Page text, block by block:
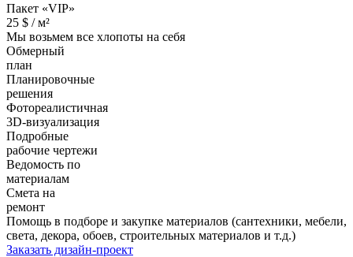
Пакет «VIP»
25 $ /м²
Мы возьмем все хлопоты на себя
Обмерный
план
Планировочные
решения
Фотореалистичная
3D-визуализация
Подробные
рабочие чертежи
Ведомость по
материалам
Смета на
ремонт
Помощь в подборе и закупке материалов (сантехники, мебели,
света, декора, обоев, строительных материалов и т.д.)
Заказать дизайн-проект